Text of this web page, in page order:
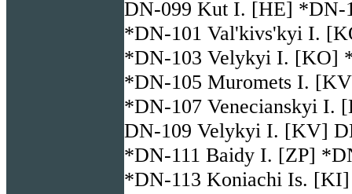
DN-099 Kut I. [HE] *DN-
*DN-101 Val'kivs'kyi I.
*DN-103 Velykyi I. [KO]
*DN-105 Muromets I.
*DN-107 Venecianskyi
DN-109 Velykyi I. [KV]
*DN-111 Baidy I. [ZP]
*DN-113 Koniachi Is.